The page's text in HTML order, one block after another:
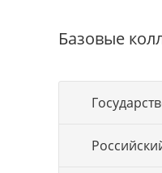
Базовые